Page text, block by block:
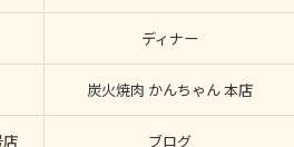
ディナー
炭火焼肉 かんちゃん 本店
ブログ